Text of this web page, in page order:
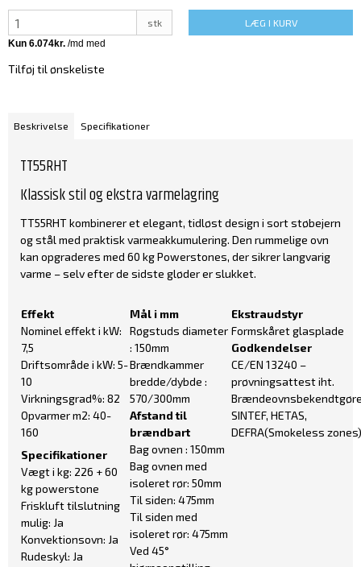
stk LÆG I KURV
Tilføj til ønskeliste
Beskrivelse Specifikationer
TT55RHT
Klassisk stil og ekstra varmelagring
TT55RHT kombinerer et elegant, tidløst design i sort støbejern
og stål med praktisk varmeakkumulering. Den rummelige ovn
kan opgraderes med 60 kg Powerstones, der sikrer langvarig
varme – selv efter de sidste gløder er slukket.
Effekt
Nominel effekt i kW:
7,5
Driftsområde i kW: 5-
10
Virkningsgrad%: 82
Opvarmer m2: 40-
160
Specifikationer
Vægt i kg: 226 + 60
kg powerstone
Friskluft tilslutning
mulig: Ja
Konvektionsovn: Ja
Rudeskyl: Ja
Mål i mm
Røgstuds diameter
: 150mm
Brændkammer
bredde/dybde :
570/300mm
Afstand til
brændbart
Bag ovnen : 150mm
Bag ovnen med
isoleret rør: 50mm
Til siden: 475mm
Til siden med
isoleret rør: 475mm
Ved 45°
Ekstraudstyr
Formskåret glasplade
Godkendelser
CE/EN 13240 –
prøvningsattest iht.
SINTEF, HETAS,
DEFRA(Smokeless zones)